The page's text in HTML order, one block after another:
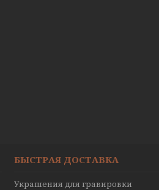
БЫСТРАЯ ДОСТАВКА
Украшения для гравировки